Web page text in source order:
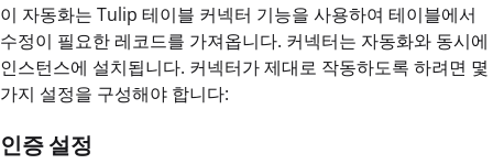
이 자동화는 Tulip 테이블 커넥터 기능을 사용하여 테이블에서
수정이 필요한 레코드를 가져옵니다. 커넥터는 자동화와 동시에
인스턴스에 설치됩니다. 커넥터가 제대로 작동하도록 하려면 몇
가지 설정을 구성해야 합니다:
인증 설정